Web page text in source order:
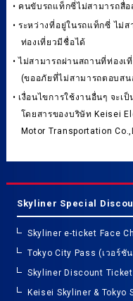
• คนขับรถแท็กซี่ไม่สามารถสื่
• ระหว่างที่อยู่ในรถแท็กซี่ ไม่
ท่องเที่ยวมีชื่อได้
• ไม่สามารถผ่านสถานที่ท่อง
(ขออภัยที่ไม่สามารถตอบส
• เงื่อนไขการใช้งานอื่นๆ จะ
โดยสารของบริษัท Keisei
Motor Transportation
Skyliner Special
Skyliner e-ticket Face
Tokyo City Pass (เวอร์
Skyliner Discount Ticket
Keisei Skyliner & Tokyo